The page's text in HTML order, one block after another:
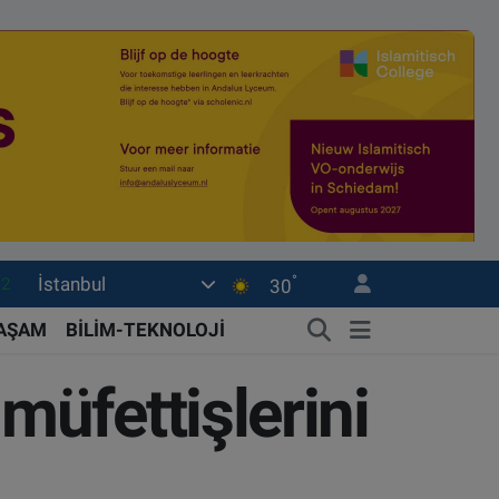
İstanbul 30°
BİLİM-TEKNOLOJİ